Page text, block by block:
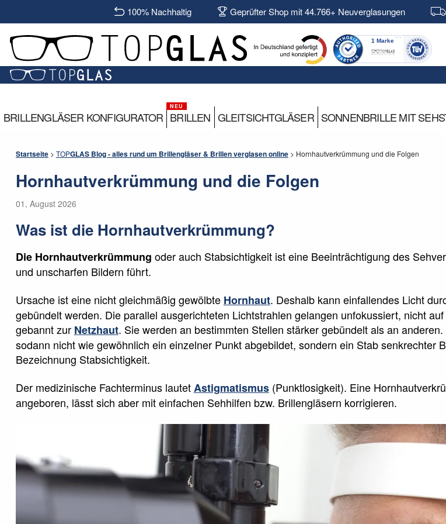
100% Nachhaltig Geprüfter Shop mit 44.766+ Neuverglasungen
BRILLENGLÄSER KONFIGURATOR BRILLEN GLEITSICHTGLÄSER SONNENBRILLE MIT
Startseite > TOPGLASBlog - alles rund um Brillengläser & Brillen verglasen online > Hornhautverkrümmung und die Folgen
Hornhautverkrümmung und die Folgen
01, August 2026
Was ist die Hornhautverkrümmung?
Die Hornhautverkrümmung oder auch Stabsichtigkeit ist eine Beeinträchtigung des
und unscharfen Bildern führt.
Ursache ist eine nicht gleichmäßig gewölbte Hornhaut. Deshalb kann einfallendes Licht
gebündelt werden. Die parallel ausgerichteten Lichtstrahlen gelangen unfokussiert, nicht
gebannt zur Netzhaut. Sie werden an bestimmten Stellen stärker gebündelt als an
sodann nicht wie gewöhnlich ein einzelner Punkt abgebildet, sondern ein Stab senkrechter
Bezeichnung Stabsichtigkeit.
Der medizinische Fachterminus lautetAstigmatismus(Punktlosigkeit). Eine
angeboren, lässt sich aber mit einfachen Sehhilfen bzw. Brillengläsern korrigieren.